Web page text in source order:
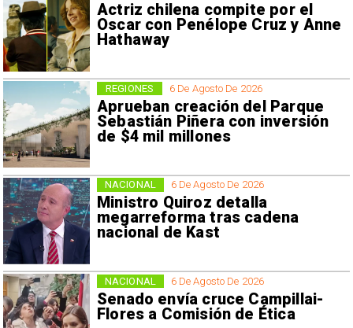
Actriz chilena compite por el
Oscar con Penélope Cruz y Anne
Hathaway
6 De Agosto De 2026
Aprueban creación del Parque
Sebastián Piñera con inversión
de $4 mil millones
REGIONES
6 De Agosto De 2026
Ministro Quiroz detalla
megarreforma tras cadena
nacional de Kast
NACIONAL
6 De Agosto De 2026
Senado envía cruce Campillai-
Flores a Comisión de Ética
NACIONAL